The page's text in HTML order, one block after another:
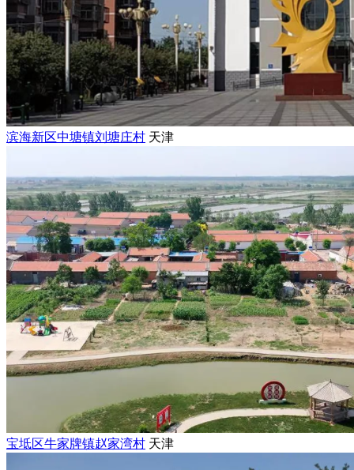
滨海新区中塘镇刘塘庄村 天津
宝坻区牛家牌镇赵家湾村 天津